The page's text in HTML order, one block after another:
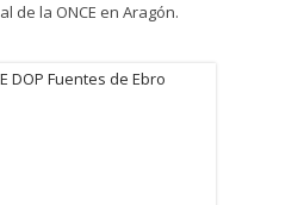
de la ONCE en Aragón.